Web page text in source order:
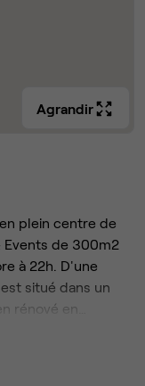
Agrandir
plein centre de
Events de 300m2
à 22h. D'une
situé dans un
rénové en